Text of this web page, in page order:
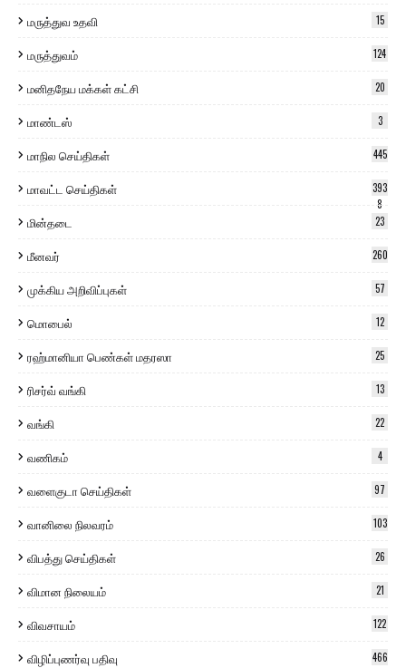
மருத்துவ உதவி 15
மருத்துவம் 124
மனிதநேய மக்கள் கட்சி 20
மாண்டஸ் 3
மாநில செய்திகள் 445
மாவட்ட செய்திகள்
393
8
மின்தடை 23
மீனவர் 260
முக்கிய அறிவிப்புகள் 57
மொபைல் 12
ரஹ்மானியா பெண்கள் மதரஸா 25
ரிசர்வ் வங்கி 13
வங்கி 22
வணிகம் 4
வளைகுடா செய்திகள் 97
வானிலை நிலவரம் 103
விபத்து செய்திகள் 26
விமான நிலையம் 21
விவசாயம் 122
விழிப்புணர்வு பதிவு 466